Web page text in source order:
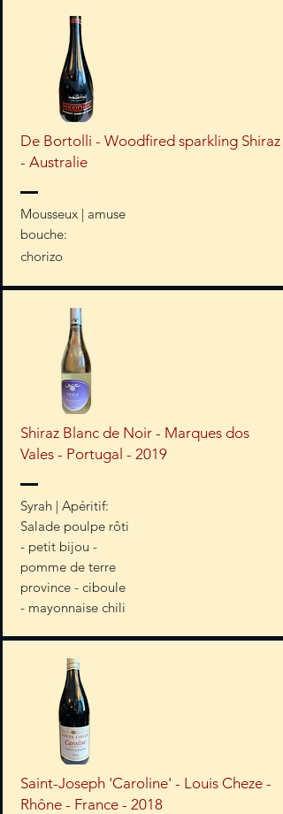
De Bortolli - Woodfired sparkling Shiraz
- Australie
Mousseux | amuse
bouche:
chorizo
Shiraz Blanc de Noir - Marques dos
Vales - Portugal - 2019
Syrah | Apéritif:
Salade poulpe rôti
- petit bijou -
pomme de terre
province - ciboule
- mayonnaise chili
Saint-Joseph 'Caroline' - Louis Cheze -
Rhône - France - 2018